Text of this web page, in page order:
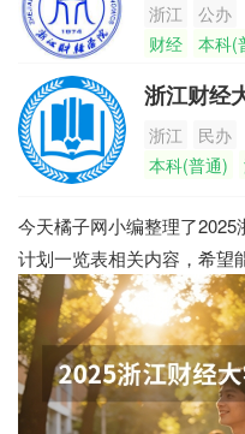
浙江
公办
财经
本科(
浙江财经
浙江
民办
本科(普通)
今天橘子网小编整理了
计划一览表相关内容，希望